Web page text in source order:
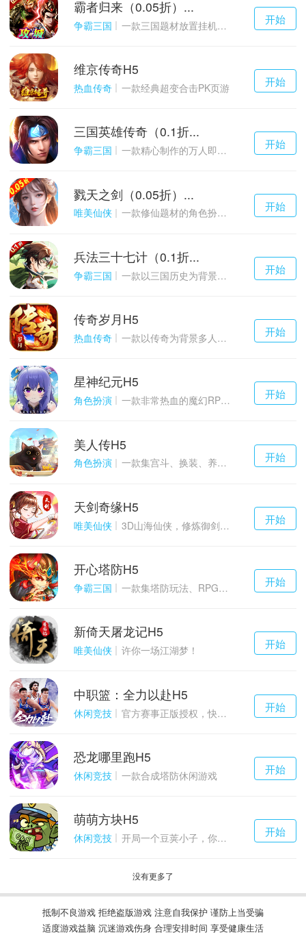
千百度h5
游戏
开始
霸者归来（0.05折）...
争霸三国 一款三国题材放置挂机与战争策略结合的游戏
千百度h5
游戏
开始
维京传奇H5
热血传奇 一款经典超变合击PK页游
千百度h5
游戏
开始
三国英雄传奇（0.1折...
争霸三国 一款精心制作的万人即时战斗SLG三国手游
千百度h5
游戏
开始
戮天之剑（0.05折）...
唯美仙侠 一款修仙题材的角色扮演养成手游
千百度h5
游戏
开始
兵法三十七计（0.1折...
争霸三国 一款以三国历史为背景的卡牌策略游戏
千百度h5
游戏
开始
传奇岁月H5
热血传奇 一款以传奇为背景多人在线的ARPG大作
千百度h5
游戏
开始
星神纪元H5
角色扮演 一款非常热血的魔幻RPG游戏
千百度h5
游戏
开始
美人传H5
角色扮演 一款集宫斗、换装、养成等于一体的古装宫廷恋爱手游
千百度h5
游戏
开始
天剑奇缘H5
唯美仙侠 3D山海仙侠，修炼御剑情缘
千百度h5
游戏
开始
开心塔防H5
争霸三国 一款集塔防玩法、RPG策略、卡牌养成于一体的轻度H5游戏
千百度h5
游戏
开始
新倚天屠龙记H5
唯美仙侠 许你一场江湖梦！
千百度h5
游戏
开始
中职篮：全力以赴H5
休闲竞技 官方赛事正版授权，快来打造属于自己的传奇吧~
千百度h5
游戏
开始
恐龙哪里跑H5
休闲竞技 一款合成塔防休闲游戏
千百度h5
游戏
开始
萌萌方块H5
休闲竞技 开局一个豆荚小子，你能坚持到几关？
没有更多了
抵制不良游戏 拒绝盗版游戏 注意自我保护 谨防上当受骗
适度游戏益脑 沉迷游戏伤身 合理安排时间 享受健康生活